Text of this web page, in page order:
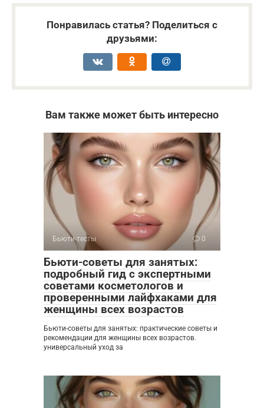
Понравилась статья? Поделиться с
друзьями:
Вам также может быть интересно
Бьюти-тесты 0
Бьюти-советы для занятых:
подробный гид с экспертными
советами косметологов и
проверенными лайфхаками для
женщины всех возрастов
Бьюти-советы для занятых: практические советы и
рекомендации для женщины всех возрастов.
универсальный уход за